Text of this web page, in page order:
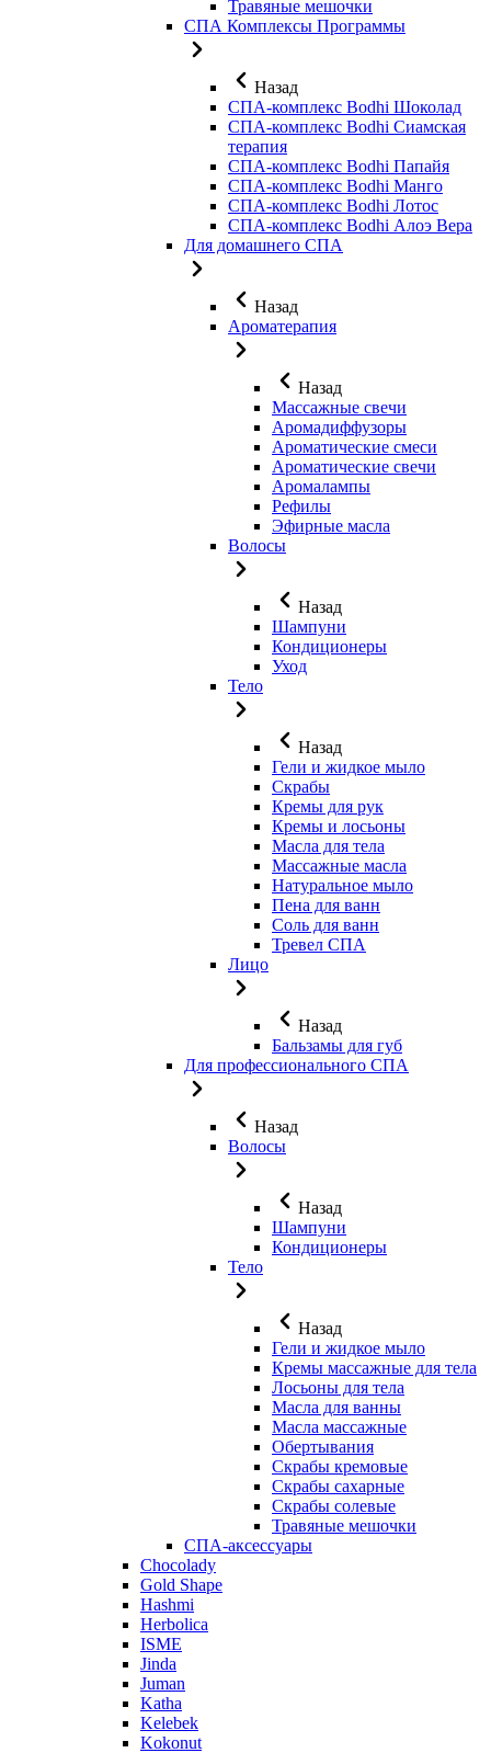
Травяные мешочки
СПА Комплексы Программы
Назад
СПА-комплекс Bodhi Шоколад
СПА-комплекс Bodhi Сиамская
терапия
СПА-комплекс Bodhi Папайя
СПА-комплекс Bodhi Манго
СПА-комплекс Bodhi Лотос
СПА-комплекс Bodhi Алоэ Вера
Для домашнего СПА
Назад
Ароматерапия
Назад
Массажные свечи
Аромадиффузоры
Ароматические смеси
Ароматические свечи
Аромалампы
Рефилы
Эфирные масла
Волосы
Назад
Шампуни
Кондиционеры
Уход
Тело
Назад
Гели и жидкое мыло
Скрабы
Кремы для рук
Кремы и лосьоны
Масла для тела
Массажные масла
Натуральное мыло
Пена для ванн
Соль для ванн
Тревел СПА
Лицо
Назад
Бальзамы для губ
Для профессионального СПА
Назад
Волосы
Назад
Шампуни
Кондиционеры
Тело
Назад
Гели и жидкое мыло
Кремы массажные для тела
Лосьоны для тела
Масла для ванны
Масла массажные
Обертывания
Скрабы кремовые
Скрабы сахарные
Скрабы солевые
Травяные мешочки
СПА-аксессуары
Chocolady
Gold Shape
Hashmi
Herbolica
ISME
Jinda
Juman
Katha
Kelebek
Kokonut